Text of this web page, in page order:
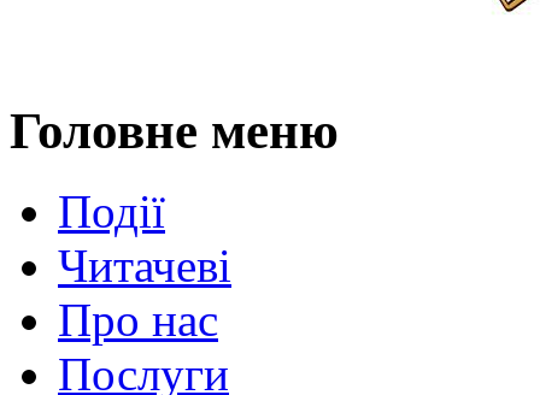
Головне меню
Події
Читачеві
Про нас
Послуги